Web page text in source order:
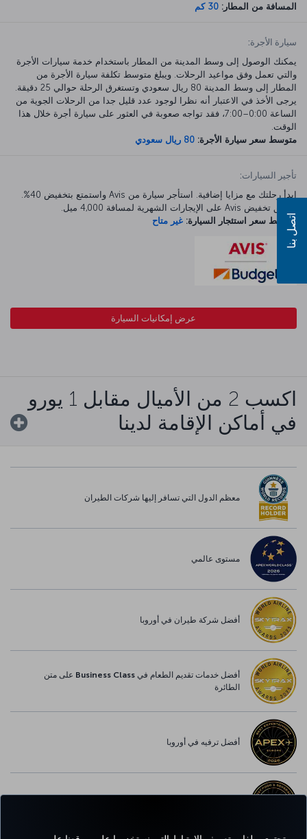
المسافة من المطار: 30 كم
سيارة الأجرة:
يمكنك الوصول إلى وسط المدينة من المطار باستخدام خدمة سيارات الأجرة
والتي تعمل وفق مواعيد الرحلات. ويبلغ متوسط تكلفة سيارة الأجرة من
المطار إلى وسط المدينة 80 ريال سعودي وتستغرق الرحلة حوالي 25 دقيقة.
يرجى الأخذ في الاعتبار أنه نظرا لوجود عدد قليل جدا من الرحلات الجوية من
الساعة 0:00–7:00، فقد تواجه صعوبة في العثور على سيارة أجرة خلال هذا
الوقت.
متوسط سعر سيارة الأجرة: 80 ريال سعودي
تأجير السيارات:
ابدأ رحلتك مع مزايا إضافية. استأجر سيارة من Avis واستمتع بتخفيض 40%.
ينطبق تخفيض Avis على الإيجارات الشهرية لمسافة 4,000 ميل.
متوسط سعر استئجار السيارة: غير متاح
عرض إمكانيات السيارة
اكسب 2 من الأميال مقابل 1 يورو
في أماكن الإقامة لدينا
معظم الدول التي تسافر إليها شركات الطيران
مستوى عالمي
أفضل شركة طيران في أوروبا
أفضل خدمات تقديم الطعام في Business Class على متن
الطائرة
أفضل ترفيه في أوروبا
اتصل بنا